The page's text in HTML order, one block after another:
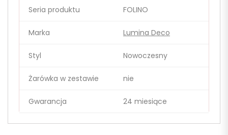
Seria produktu FOLINO
Marka Lumina Deco
Styl Nowoczesny
Żarówka w zestawie nie
Gwarancja 24 miesiące